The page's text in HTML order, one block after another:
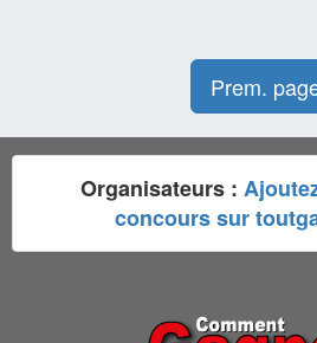
Prem.
Organisateurs :
concours sur